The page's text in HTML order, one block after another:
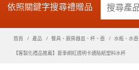
依照關鍵字搜尋禮贈品
首頁 產品 餐具、廚房器皿、杯、壺 水瓶、水壺
【客製化禮品推薦】夏季網紅透明卡通貼紙塑料水杯